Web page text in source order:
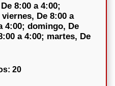
8:00 a 4:00;
De 8:00 a
4:00; domingo, De
a 4:00; martes, De
20